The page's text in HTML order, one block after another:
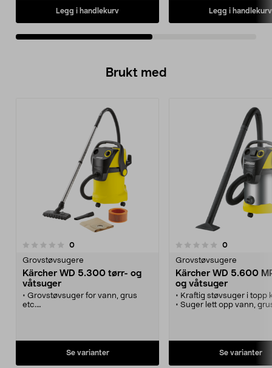
Legg i handlekurv Legg i handlekurv
Brukt med
0anmeldelser
Grovstøvsugere
Kärcher WD 5.300 tørr- og
våtsuger
• Grovstøvsuger for vann, grus
etc.
Se varianter
0.0 av 5 stjerner 0anmeldelser
Grovstøvsugere
Kärcher WD 5.600
og våtsuger
• Kraftig støvsuger i topp
• Suger lett opp vann,
Se varianter